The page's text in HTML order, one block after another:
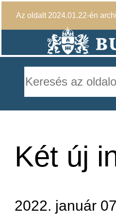
Az oldalt 2024.01.22-én
Két új
2022. január